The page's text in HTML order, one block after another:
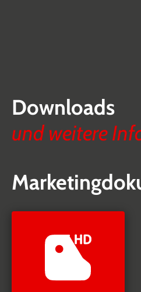
Downloads
und weitere